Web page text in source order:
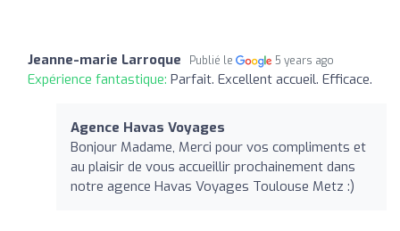
Jeanne-marie Larroque Publié le 5 years ago
Expérience fantastique: Parfait. Excellent accueil. Efficace.
Agence Havas Voyages
Bonjour Madame, Merci pour vos compliments et
au plaisir de vous accueillir prochainement dans
notre agence Havas Voyages Toulouse Metz :)